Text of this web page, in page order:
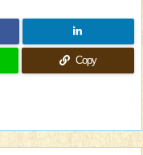
Copy